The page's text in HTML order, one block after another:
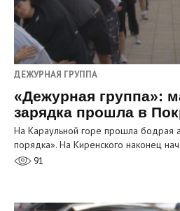
ДЕЖУРНАЯ ГРУППА
«Дежурная группа»:
зарядка прошла в
На Караульной горе прошла бодрая
порядка». На Киренского наконец
91